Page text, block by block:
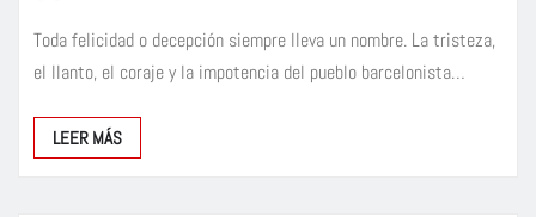
Toda felicidad o decepción siempre lleva un nombre. La tristeza,
el llanto, el coraje y la impotencia del pueblo barcelonista…
LEER MÁS